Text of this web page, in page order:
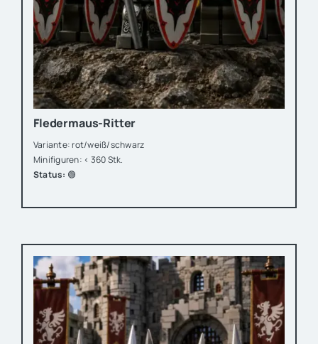
Fledermaus-Ritter
Variante: rot/weiß/schwarz
Minifiguren: < 360 Stk.
Status: 🟢